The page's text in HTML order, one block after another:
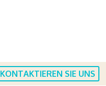
KONTAKTIEREN SIE UNS